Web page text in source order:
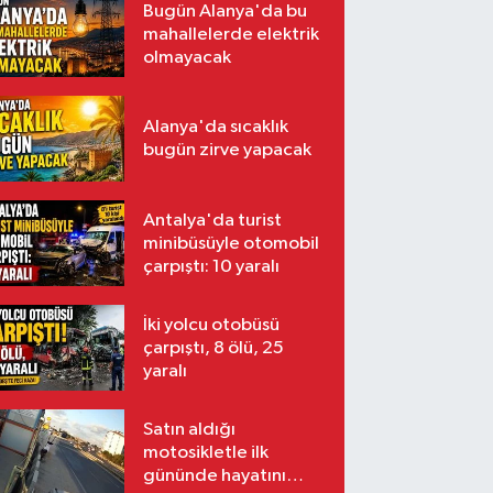
Bugün Alanya'da bu
mahallelerde elektrik
olmayacak
Alanya'da sıcaklık
bugün zirve yapacak
Antalya'da turist
minibüsüyle otomobil
çarpıştı: 10 yaralı
İki yolcu otobüsü
çarpıştı, 8 ölü, 25
yaralı
Satın aldığı
motosikletle ilk
gününde hayatını